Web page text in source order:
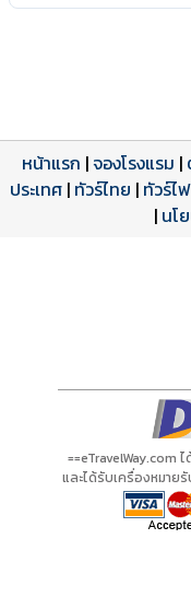
โปรแกรมทัวร์
รีวิวลูกค้าจริง
รีวิวจาก
ใบอนุญาตนำเที่ยว
เลขที่ 11/11450
หน้าแรก |จองโรงแรม |
ประเทศ | ทัวร์ไทย | ทัวร์ไ
| นโ
==eTravelWay.com
และได้รับเครื่องหมาย